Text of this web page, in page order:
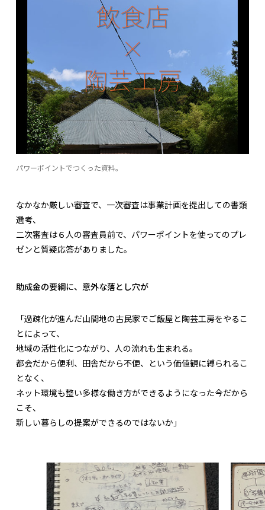
パワーポイントでつくった資料。
なかなか厳しい審査で、一次審査は事業計画を提出しての書類
選考、
二次審査は６人の審査員前で、パワーポイントを使ってのプレ
ゼンと質疑応答がありました。
助成金の要綱に、意外な落とし穴が
「過疎化が進んだ山間地の古民家でご飯屋と陶芸工房をやるこ
とによって、
地域の活性化につながり、人の流れも生まれる。
都会だから便利、田舎だから不便、という価値観に縛られるこ
となく、
ネット環境も整い多様な働き方ができるようになった今だから
こそ、
新しい暮らしの提案ができるのではないか」